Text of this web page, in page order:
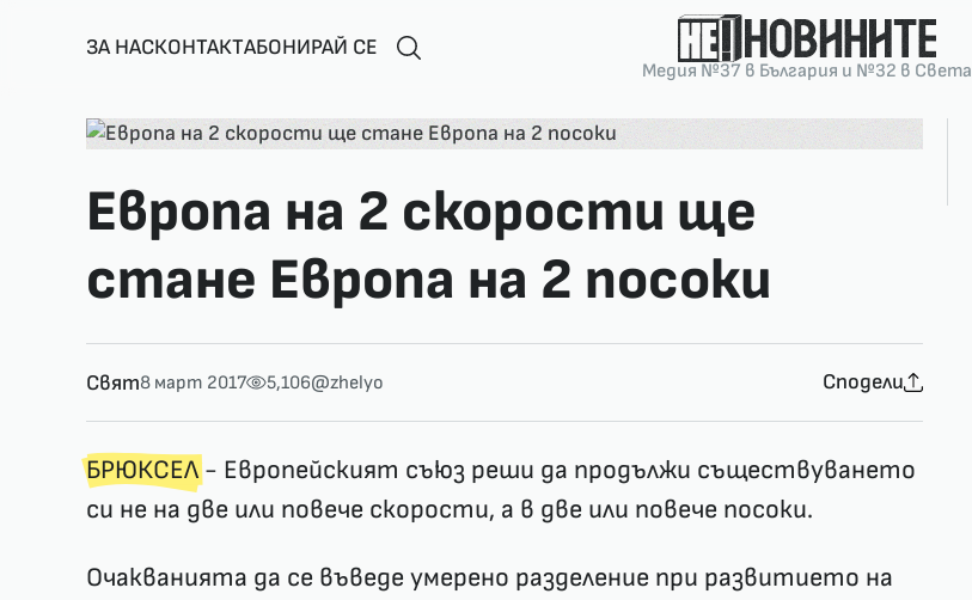
ЗА НАСКОНТАКТАБОНИРАЙ СЕ
Медия №37 в България и №32 в Света
Европа на 2 скорости ще
стане Европа на 2 посоки
Свят8 март 2017 5,106@zhelyo Сподели
БРЮКСЕЛ- Европейският съюз реши да продължи съществуването
си не на две или повече скорости, а в две или повече посоки.
Очакванията да се въведе умерено разделение при развитието на